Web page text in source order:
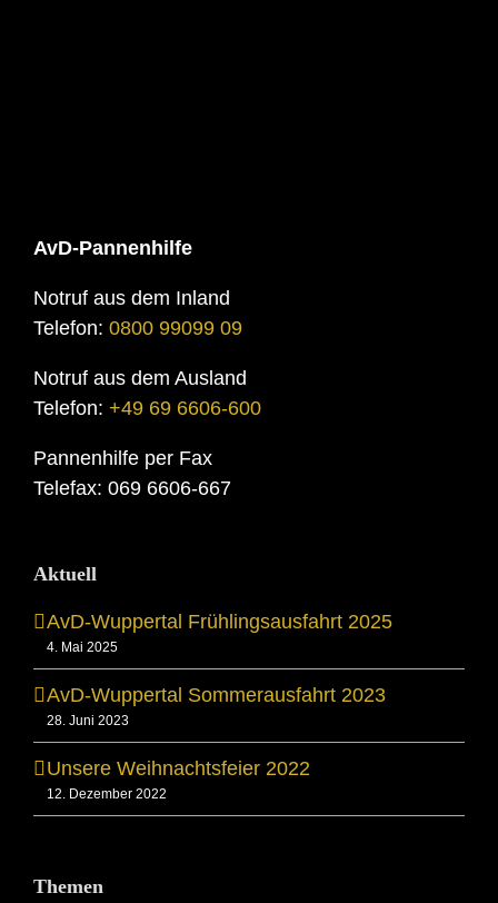
AvD-Pannenhilfe
Notruf aus dem Inland
Telefon: 0800 99099 09
Notruf aus dem Ausland
Telefon: +49 69 6606-600
Pannenhilfe per Fax
Telefax: 069 6606-667
Aktuell
AvD-Wuppertal Frühlingsausfahrt 2025
4. Mai 2025
AvD-Wuppertal Sommerausfahrt 2023
28. Juni 2023
Unsere Weihnachtsfeier 2022
12. Dezember 2022
Themen